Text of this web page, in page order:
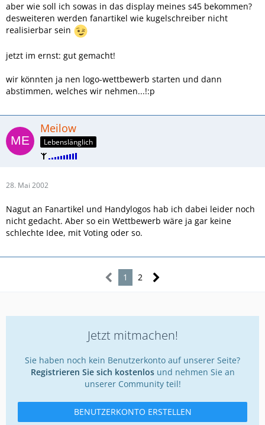
aber wie soll ich sowas in das display meines s45 bekommen?
desweiteren werden fanartikel wie kugelschreiber nicht
realisierbar sein
jetzt im ernst: gut gemacht!
wir könnten ja nen logo-wettbewerb starten und dann
abstimmen, welches wir nehmen...!:p
Meilow
Lebenslänglich
28. Mai 2002
Nagut an Fanartikel und Handylogos hab ich dabei leider noch
nicht gedacht. Aber so ein Wettbewerb wäre ja gar keine
schlechte Idee, mit Voting oder so.
1 2
Jetzt mitmachen!
Sie haben noch kein Benutzerkonto auf unserer Seite?
Registrieren Sie sich kostenlosund nehmen Sie an
unserer Community teil!
BENUTZERKONTO ERSTELLEN